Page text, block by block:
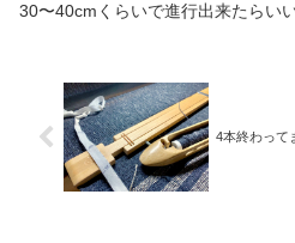
30〜40cmくらいで進行出来たらい
4本終わって